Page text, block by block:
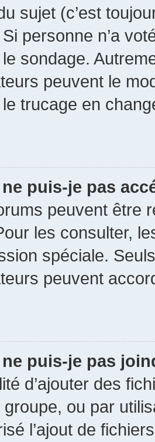
sujet (c’est
personne n’a
sondage.
peuvent le
trucage en
puis-je pas
peuvent être
les consulter,
spéciale.
peuvent
puis-je pas
d’ajouter des
ou par
l’ajout de